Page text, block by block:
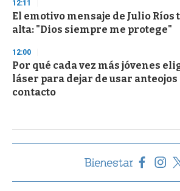
12:11
El emotivo mensaje de Julio Ríos
alta: "Dios siempre me protege"
12:00
Por qué cada vez más jóvenes
láser para dejar de usar anteojos
contacto